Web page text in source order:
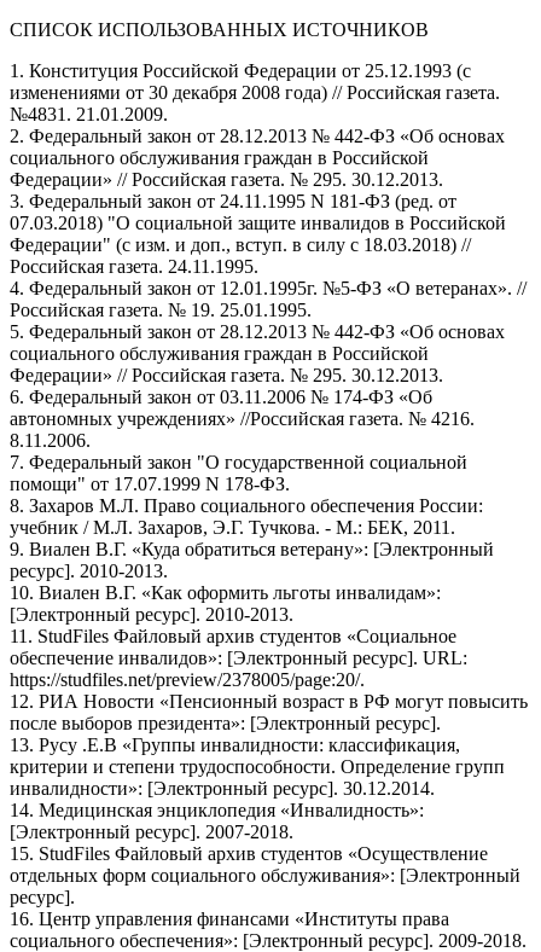
СПИСОК ИСПОЛЬЗОВАННЫХ ИСТОЧНИКОВ
1. Конституция Российской Федерации от 25.12.1993 (с
изменениями от 30 декабря 2008 года) // Российская газета.
№4831. 21.01.2009.
2. Федеральный закон от 28.12.2013 № 442-ФЗ «Об основах
социального обслуживания граждан в Российской
Федерации» // Российская газета. № 295. 30.12.2013.
3. Федеральный закон от 24.11.1995 N 181-ФЗ (ред. от
07.03.2018) "О социальной защите инвалидов в Российской
Федерации" (с изм. и доп., вступ. в силу с 18.03.2018) //
Российская газета. 24.11.1995.
4. Федеральный закон от 12.01.1995г. №5-ФЗ «О ветеранах». //
Российская газета. № 19. 25.01.1995.
5. Федеральный закон от 28.12.2013 № 442-ФЗ «Об основах
социального обслуживания граждан в Российской
Федерации» // Российская газета. № 295. 30.12.2013.
6. Федеральный закон от 03.11.2006 № 174-ФЗ «Об
автономных учреждениях» //Российская газета. № 4216.
8.11.2006.
7. Федеральный закон "О государственной социальной
помощи" от 17.07.1999 N 178-ФЗ.
8. Захаров М.Л. Право социального обеспечения России:
учебник / М.Л. Захаров, Э.Г. Тучкова. - М.: БЕК, 2011.
9. Виален В.Г. «Куда обратиться ветерану»: [Электронный
ресурс]. 2010-2013.
10. Виален В.Г. «Как оформить льготы инвалидам»:
[Электронный ресурс]. 2010-2013.
11. StudFiles Файловый архив студентов «Социальное
обеспечение инвалидов»: [Электронный ресурс]. URL:
https://studfiles.net/preview/2378005/page:20/.
12. РИА Новости «Пенсионный возраст в РФ могут повысить
после выборов президента»: [Электронный ресурс].
13. Русу .Е.В «Группы инвалидности: классификация,
критерии и степени трудоспособности. Определение групп
инвалидности»: [Электронный ресурс]. 30.12.2014.
14. Медицинская энциклопедия «Инвалидность»:
[Электронный ресурс]. 2007-2018.
15. StudFiles Файловый архив студентов «Осуществление
отдельных форм социального обслуживания»: [Электронный
ресурс].
16. Центр управления финансами «Институты права
социального обеспечения»: [Электронный ресурс]. 2009-2018.